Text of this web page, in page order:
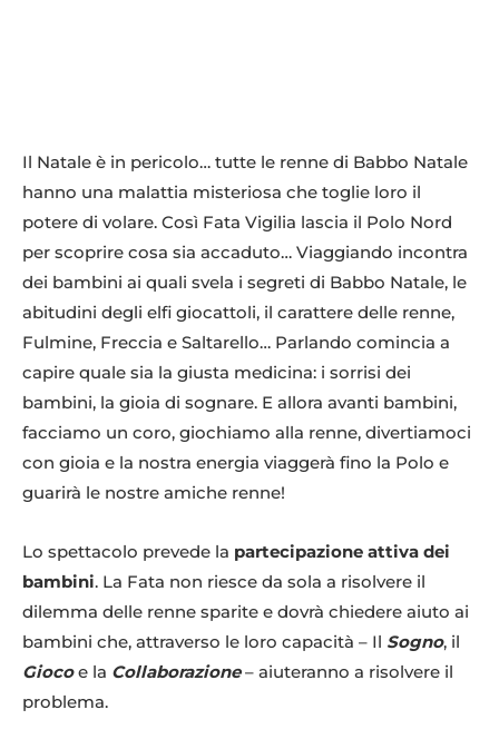
Il Natale è in pericolo… tutte le renne di Babbo Natale
hanno una malattia misteriosa che toglie loro il
potere di volare. Così Fata Vigilia lascia il Polo Nord
per scoprire cosa sia accaduto… Viaggiando incontra
dei bambini ai quali svela i segreti di Babbo Natale, le
abitudini degli elfi giocattoli, il carattere delle renne,
Fulmine, Freccia e Saltarello… Parlando comincia a
capire quale sia la giusta medicina: i sorrisi dei
bambini, la gioia di sognare. E allora avanti bambini,
facciamo un coro, giochiamo alla renne, divertiamoci
con gioia e la nostra energia viaggerà fino la Polo e
guarirà le nostre amiche renne!
Lo spettacolo prevede la partecipazione attiva dei
bambini. La Fata non riesce da sola a risolvere il
dilemma delle renne sparite e dovrà chiedere aiuto ai
bambini che, attraverso le loro capacità – Il Sogno, il
Giocoe la Collaborazione– aiuteranno a risolvere il
problema.